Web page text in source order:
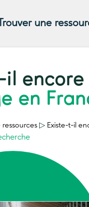
Trouver une
il
en
▷ Existe-t-il